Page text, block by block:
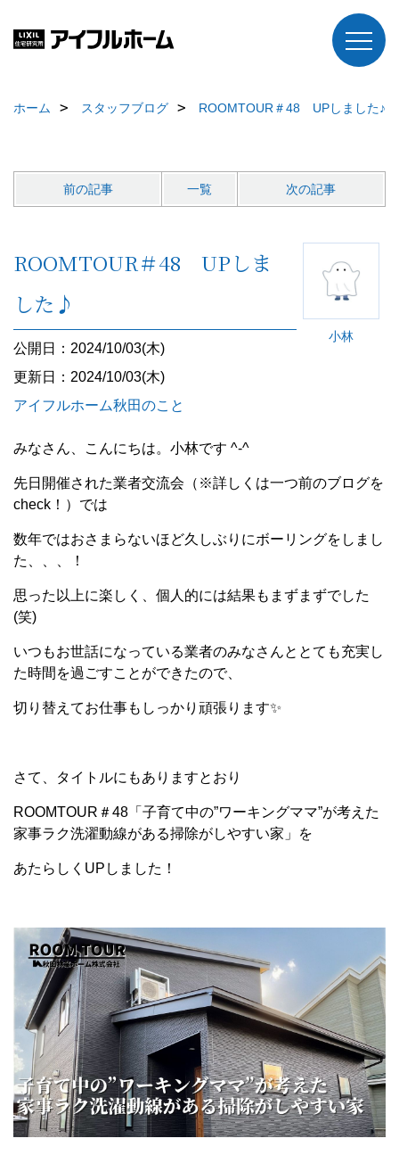
ホーム スタッフブログ ROOMTOUR＃48 UPしました♪
前の記事 一覧 次の記事
小林
ROOMTOUR＃48 UPしま
した♪
公開日：2024/10/03(木)
更新日：2024/10/03(木)
アイフルホーム秋田のこと
みなさん、こんにちは。小林です ^-^
先日開催された業者交流会（※詳しくは一つ前のブログを
check！）では
数年ではおさまらないほど久しぶりにボーリングをしまし
た、、、！
思った以上に楽しく、個人的には結果もまずまずでした
(笑)
いつもお世話になっている業者のみなさんととても充実し
た時間を過ごすことができたので、
切り替えてお仕事もしっかり頑張ります✨
さて、タイトルにもありますとおり
ROOMTOUR＃48「子育て中の”ワーキングママ”が考えた
家事ラク洗濯動線がある掃除がしやすい家」を
あたらしくUPしました！